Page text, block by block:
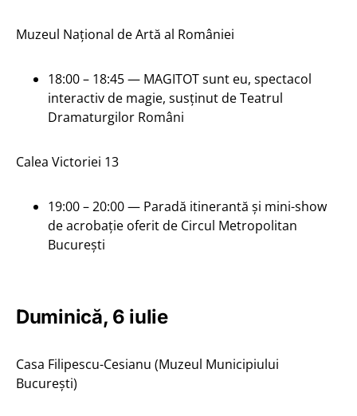
Muzeul Național de Artă al României
18:00 – 18:45 — MAGITOT sunt eu, spectacol
interactiv de magie, susținut de Teatrul
Dramaturgilor Români
Calea Victoriei 13
19:00 – 20:00 — Paradă itinerantă și mini-show
de acrobație oferit de Circul Metropolitan
București
Duminică, 6 iulie
Casa Filipescu-Cesianu (Muzeul Municipiului
București)